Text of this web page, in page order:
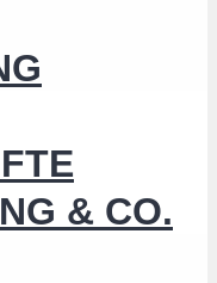
& CO.